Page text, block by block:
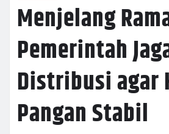
Menjelang
Pemerintah
Distribusi agar
Pangan Stabil